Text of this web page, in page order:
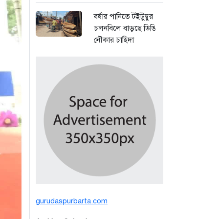
বর্ষার পানিতে টইটুম্বুর
চলনবিলে বাড়ছে ডিঙি
নৌকার চাহিদা
সিন্ডিকেটের কবজায়
পাটের বাজার, দাম
বিপর্যয়ে চাষীদের ক্ষোভ
৩ দিন আগে
শঙ্কিত জীবন-অনিরাপদ
ব্যবসা প্রতিষ্ঠান নিরাপত্তা
চেয়ে ব্যবসায়ীর সংবাদ
সম্মেলন
gurudaspurbarta.com